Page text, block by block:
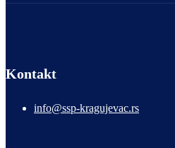
Kontakt
info@ssp-kragujevac.rs